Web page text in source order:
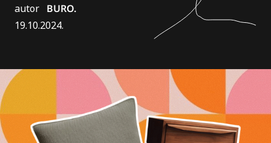
autor BURO.
19.10.2024.